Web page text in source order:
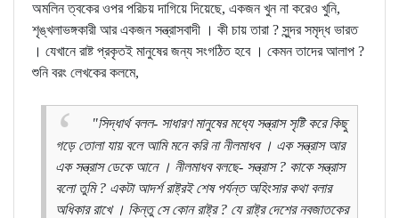
অমলিন ত্বকের ওপর পরিচয় দাগিয়ে দিয়েছে, একজন খুন না করেও খুনি,
শৃঙ্খলাভঙ্গকারী আর একজন সন্ত্রাসবাদী । কী চায় তারা ? সুন্দর সমৃদ্ধ ভারত
। যেখানে রাষ্ট প্রকৃতই মানুষের জন্য সংগঠিত হবে । কেমন তাদের আলাপ ?
শুনি বরং লেখকের কলমে,
"সিদ্ধার্থ বলল- সাধারণ মানুষের মধ্যে সন্ত্রাস সৃষ্টি করে কিছু
গড়ে তোলা যায় বলে আমি মনে করি না নীলমাধব । এক সন্ত্রাস আর
এক সন্ত্রাস ডেকে আনে । নীলমাধব বলছে- সন্ত্রাস ? কাকে সন্ত্রাস
বলো তুমি ? একটা আদর্শ রাষ্ট্রই শেষ পর্যন্ত অহিংসার কথা বলার
অধিকার রাখে । কিন্তু সে কোন রাষ্ট্র ? যে রাষ্ট্র দেশের নবজাতকের